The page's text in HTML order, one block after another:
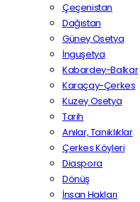
Çeçenistan
Dağıstan
Güney Osetya
İnguşetya
Kabardey-Balkar
Karaçay-Çerkes
Kuzey Osetya
Tarih
Anılar, Tanıklıklar
Çerkes Köyleri
Diaspora
Dönüş
İnsan Hakları